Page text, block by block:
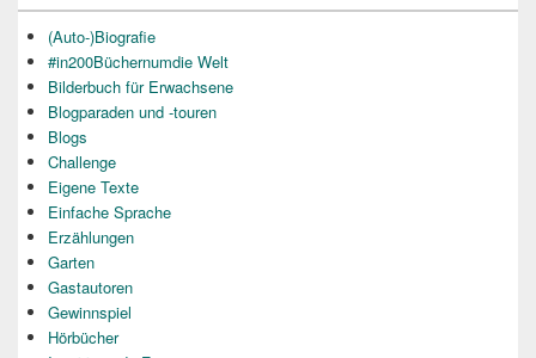
(Auto-)Biografie
#in200Büchernumdie Welt
Bilderbuch für Erwachsene
Blogparaden und -touren
Blogs
Challenge
Eigene Texte
Einfache Sprache
Erzählungen
Garten
Gastautoren
Gewinnspiel
Hörbücher